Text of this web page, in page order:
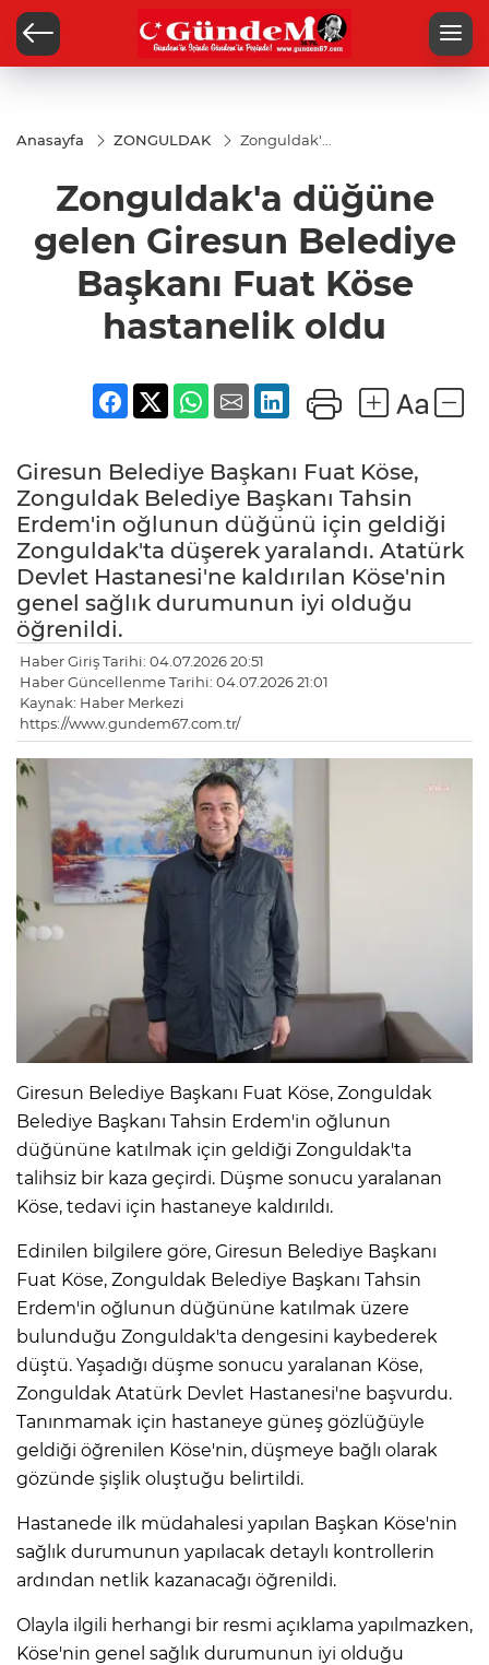
Anasayfa ZONGULDAK
Zonguldak'a
Giresun
Belediye
Fuat Köse
oldu
Zonguldak'a düğüne
gelen Giresun Belediye
Başkanı Fuat Köse
hastanelik oldu
Giresun Belediye Başkanı Fuat Köse,
Zonguldak Belediye Başkanı Tahsin
Erdem'in oğlunun düğünü için geldiği
Zonguldak'ta düşerek yaralandı. Atatürk
Devlet Hastanesi'ne kaldırılan Köse'nin
genel sağlık durumunun iyi olduğu
öğrenildi.
Haber Giriş Tarihi: 04.07.2026 20:51
Haber Güncellenme Tarihi: 04.07.2026 21:01
Kaynak: Haber Merkezi
https://www.gundem67.com.tr/
Giresun Belediye Başkanı Fuat Köse, Zonguldak
Belediye Başkanı Tahsin Erdem'in oğlunun
düğününe katılmak için geldiği Zonguldak'ta
talihsiz bir kaza geçirdi. Düşme sonucu yaralanan
Köse, tedavi için hastaneye kaldırıldı.
Edinilen bilgilere göre, Giresun Belediye Başkanı
Fuat Köse, Zonguldak Belediye Başkanı Tahsin
Erdem'in oğlunun düğününe katılmak üzere
bulunduğu Zonguldak'ta dengesini kaybederek
düştü. Yaşadığı düşme sonucu yaralanan Köse,
Zonguldak Atatürk Devlet Hastanesi'ne başvurdu.
Tanınmamak için hastaneye güneş gözlüğüyle
geldiği öğrenilen Köse'nin, düşmeye bağlı olarak
gözünde şişlik oluştuğu belirtildi.
Hastanede ilk müdahalesi yapılan Başkan Köse'nin
sağlık durumunun yapılacak detaylı kontrollerin
ardından netlik kazanacağı öğrenildi.
Olayla ilgili herhangi bir resmi açıklama yapılmazken,
Köse'nin genel sağlık durumunun iyi olduğu